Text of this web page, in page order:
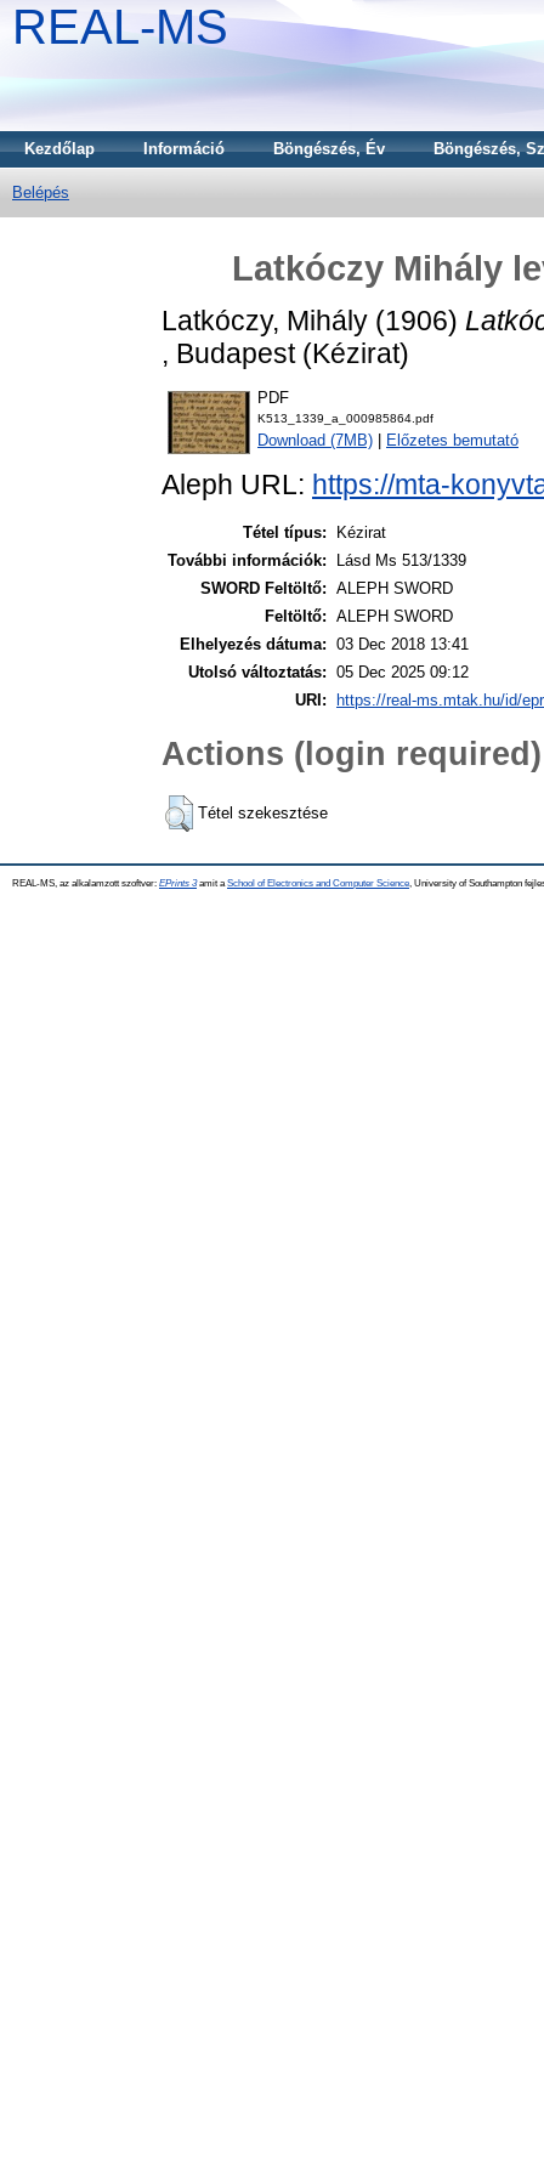
REAL-MS
Kezdőlap Információ Böngészés, Év Böngészés,
Belépés
Latkóczy Mihály
Latkóczy, Mihály (1906)
, Budapest (Kézirat)
PDF
K513_1339_a_000985864.pdf
Download (7MB) Előzetes bemutató
Aleph URL: https://mta-
Tétel típus:
Kézirat
További információk:
Lásd Ms 513/1339
SWORD Feltöltő: ALEPH SWORD
Feltöltő: ALEPH SWORD
Elhelyezés dátuma: 03 Dec 2018 13:41
Utolsó változtatás: 05 Dec 2025 09:12
URI:
https://real-ms.mtak.hu/id/
Actions (login required)
Tétel szekesztése
REAL-MS, az alkalamzott szoftver: EPrints 3amit a School of Electronics and Computer Science , University of Southampton